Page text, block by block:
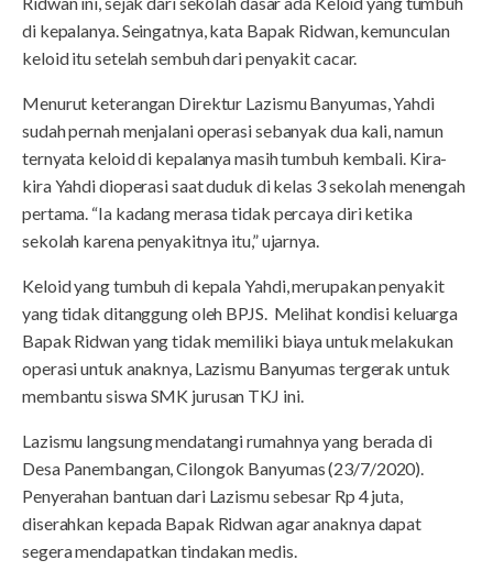
di kepalanya. Seingatnya, kata Bapak Ridwan, kemunculan
keloid itu setelah sembuh dari penyakit cacar.
Menurut keterangan Direktur Lazismu Banyumas, Yahdi
sudah pernah menjalani operasi sebanyak dua kali, namun
ternyata keloid di kepalanya masih tumbuh kembali. Kira-
kira Yahdi dioperasi saat duduk di kelas 3 sekolah menengah
pertama. “Ia kadang merasa tidak percaya diri ketika
sekolah karena penyakitnya itu,” ujarnya.
Keloid yang tumbuh di kepala Yahdi, merupakan penyakit
yang tidak ditanggung oleh BPJS. Melihat kondisi keluarga
Bapak Ridwan yang tidak memiliki biaya untuk melakukan
operasi untuk anaknya, Lazismu Banyumas tergerak untuk
membantu siswa SMK jurusan TKJ ini.
Lazismu langsung mendatangi rumahnya yang berada di
Desa Panembangan, Cilongok Banyumas (23/7/2020).
Penyerahan bantuan dari Lazismu sebesar Rp 4 juta,
diserahkan kepada Bapak Ridwan agar anaknya dapat
segera mendapatkan tindakan medis.